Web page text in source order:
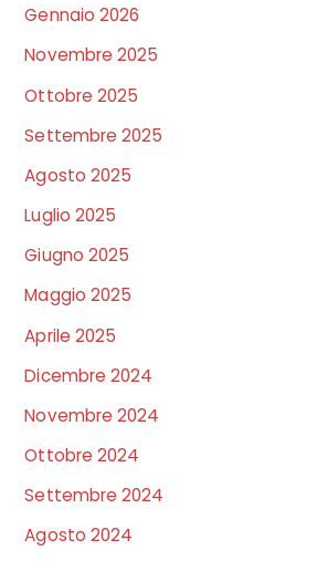
Gennaio 2026
Novembre 2025
Ottobre 2025
Settembre 2025
Agosto 2025
Luglio 2025
Giugno 2025
Maggio 2025
Aprile 2025
Dicembre 2024
Novembre 2024
Ottobre 2024
Settembre 2024
Agosto 2024